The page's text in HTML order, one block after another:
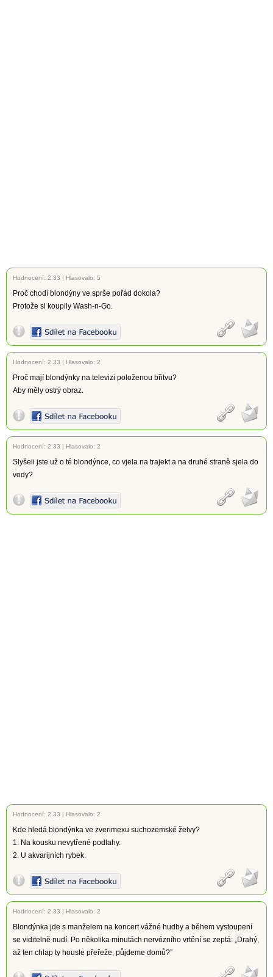
Hodnocení: 2.33 | Hlasovalo: 5
Proč chodí blondýny ve sprše pořád dokola?
Protože si koupily Wash-n-Go.
Hodnocení: 2.33 | Hlasovalo: 2
Proč mají blondýnky na televizi položenou břitvu?
Aby měly ostrý obraz.
Hodnocení: 2.33 | Hlasovalo: 2
Slyšeli jste už o té blondýnce, co vjela na trajekt a na druhé straně sjela do
vody?
Hodnocení: 2.33 | Hlasovalo: 2
Kde hledá blondýnka ve zverimexu suchozemské želvy?
1. Na kousku nevytřené podlahy.
2. U akvarijních rybek.
Hodnocení: 2.33 | Hlasovalo: 2
Blondýnka jde s manželem na koncert vážné hudby a během vystoupení
se viditelně nudí. Po několika minutách nervózního vrtění se zeptá: „Drahý,
až ten chlap ty housle přeřeže, půjdeme domů?”